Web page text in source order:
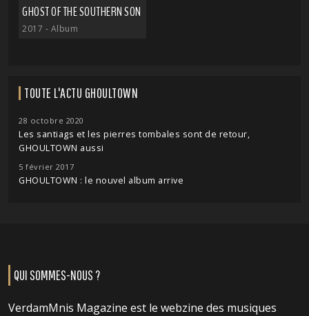
GHOST OF THE SOUTHERN SON
2017 - Album
TOUTE L'ACTU GHOULTOWN
28 octobre 2020
Les santiags et les pierres tombales sont de retour,
GHOULTOWN aussi
5 février 2017
GHOULTOWN : le nouvel album arrive
QUI SOMMES-NOUS ?
VerdamMnis Magazine est le webzine des musiques